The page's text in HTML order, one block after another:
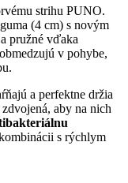
strihu PUNO.
(4 cm) s novým
pružné vďaka
v pohybe,
a perfektne držia
aby na nich
s rýchlym